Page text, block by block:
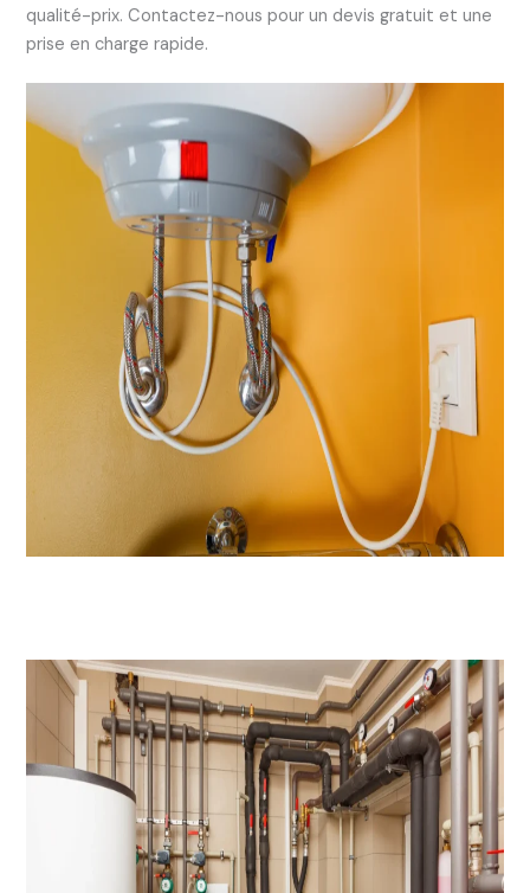
qualité-prix. Contactez-nous pour un devis gratuit et une
prise en charge rapide.